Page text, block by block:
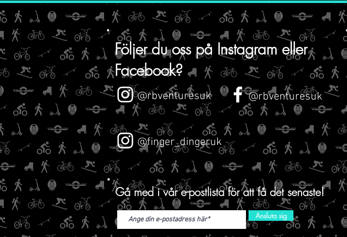
Följer du oss på Instagram eller
Facebook?
@rbventuresuk @rbventuresuk
@finger_dingeruk
Gå med i vår e-postlista för att få det senaste!
Ansluta sig